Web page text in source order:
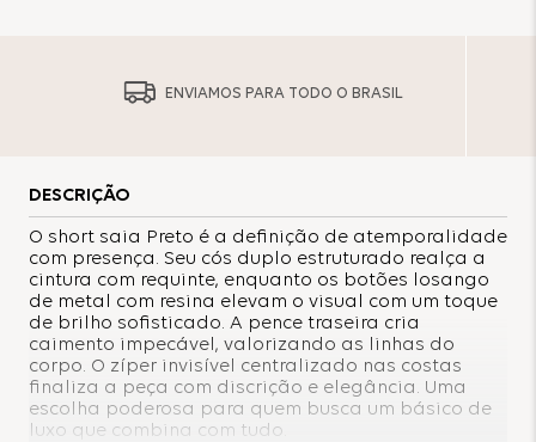
ENVIAMOS PARA TODO O BRASIL
DESCRIÇÃO
O short saia Preto é a definição de atemporalidade
com presença. Seu cós duplo estruturado realça a
cintura com requinte, enquanto os botões losango
de metal com resina elevam o visual com um toque
de brilho sofisticado. A pence traseira cria
caimento impecável, valorizando as linhas do
corpo. O zíper invisível centralizado nas costas
finaliza a peça com discrição e elegância. Uma
escolha poderosa para quem busca um básico de
luxo que combina com tudo.